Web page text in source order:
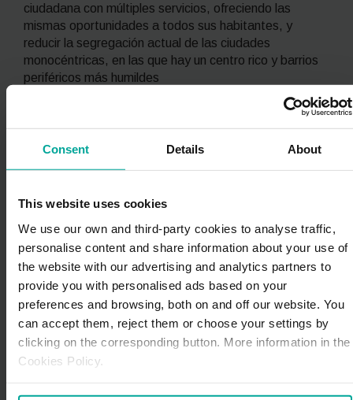
Consent Details About
This website uses cookies
We use our own and third-party cookies to analyse traffic,
personalise content and share information about your use of
the website with our advertising and analytics partners to
provide you with personalised ads based on your
preferences and browsing, both on and off our website. You
can accept them, reject them or choose your settings by
clicking on the corresponding button. More information in the
Cookies Policy.
ciudadana con múltiples servicios, ofreciendo las
mismas oportunidades a todos sus habitantes, y
reducir la segregación actual de las ciudades
monocéntricas, en las que hay un centro rico y barrios
periféricos más humildes
– mejora de las condiciones de accesibilidad a la
vivienda:una ciudad sin centro eliminaría la asociación
«viviendas caras/núcleo urbano» y «viviendas
especulación urbanística
Ejemplos de ciudades que están
intentando implantar este modelo
Aunque la iniciativa también tiene sus detractores, en
general ha recibido una fantástica acogida y varias
urbes del mundo como Melbourne, Portland y París
están trabajando para reimaginar y remodelar su
paisaje urbano tomando los desplazamientos
sostenibles a pie o en bici como eje de esta